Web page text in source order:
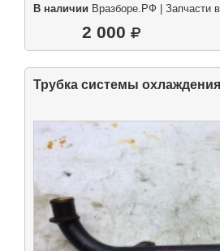
В наличии Вразборе.РФ | Запчасти
2 000
Трубка системы охлаждения